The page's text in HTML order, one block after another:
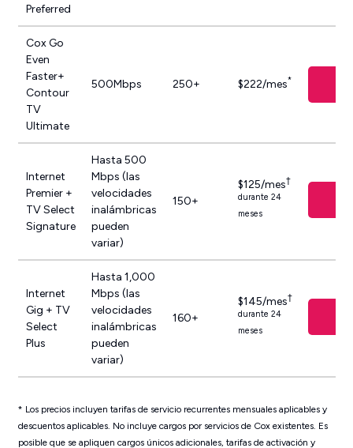
Preferred
Cox Go
Even
Faster+
Contour
TV
Ultimate
500Mbps 250+ $222/mes*
Internet
Premier +
TV Select
Signature
Hasta 500
Mbps (las
velocidades
inalámbricas
pueden
variar)
150+
$125/mes†
durante 24
meses
Internet
Gig + TV
Select
Plus
Hasta 1,000
Mbps (las
velocidades
inalámbricas
pueden
variar)
160+
$145/mes†
durante 24
meses
* Los precios incluyen tarifas de servicio recurrentes mensuales aplicables y
descuentos aplicables. No incluye cargos por servicios de Cox existentes. Es
posible que se apliquen cargos únicos adicionales, tarifas de activación y